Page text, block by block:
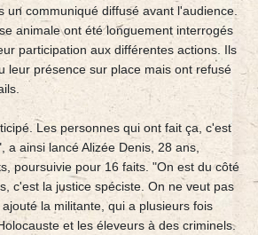
un communiqué diffusé avant l'audience.
animale ont été longuement interrogés
participation aux différentes actions. Ils
leur présence sur place mais ont refusé
Les personnes qui ont fait ça, c'est
a ainsi lancé Alizée Denis, 28 ans,
poursuivie pour 16 faits. "On est du côté
c'est la justice spéciste. On ne veut pas
la militante, qui a plusieurs fois
et les éleveurs à des criminels.